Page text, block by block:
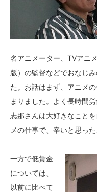
名アニメーター、TVアニ
版）の監督などでおなじ
た。お話はまず、アニメ
まりました。よく長時間
志那さんは大好きなこと
メの仕事で、辛いと思っ
一方で低賃金
については、
以前に比べて